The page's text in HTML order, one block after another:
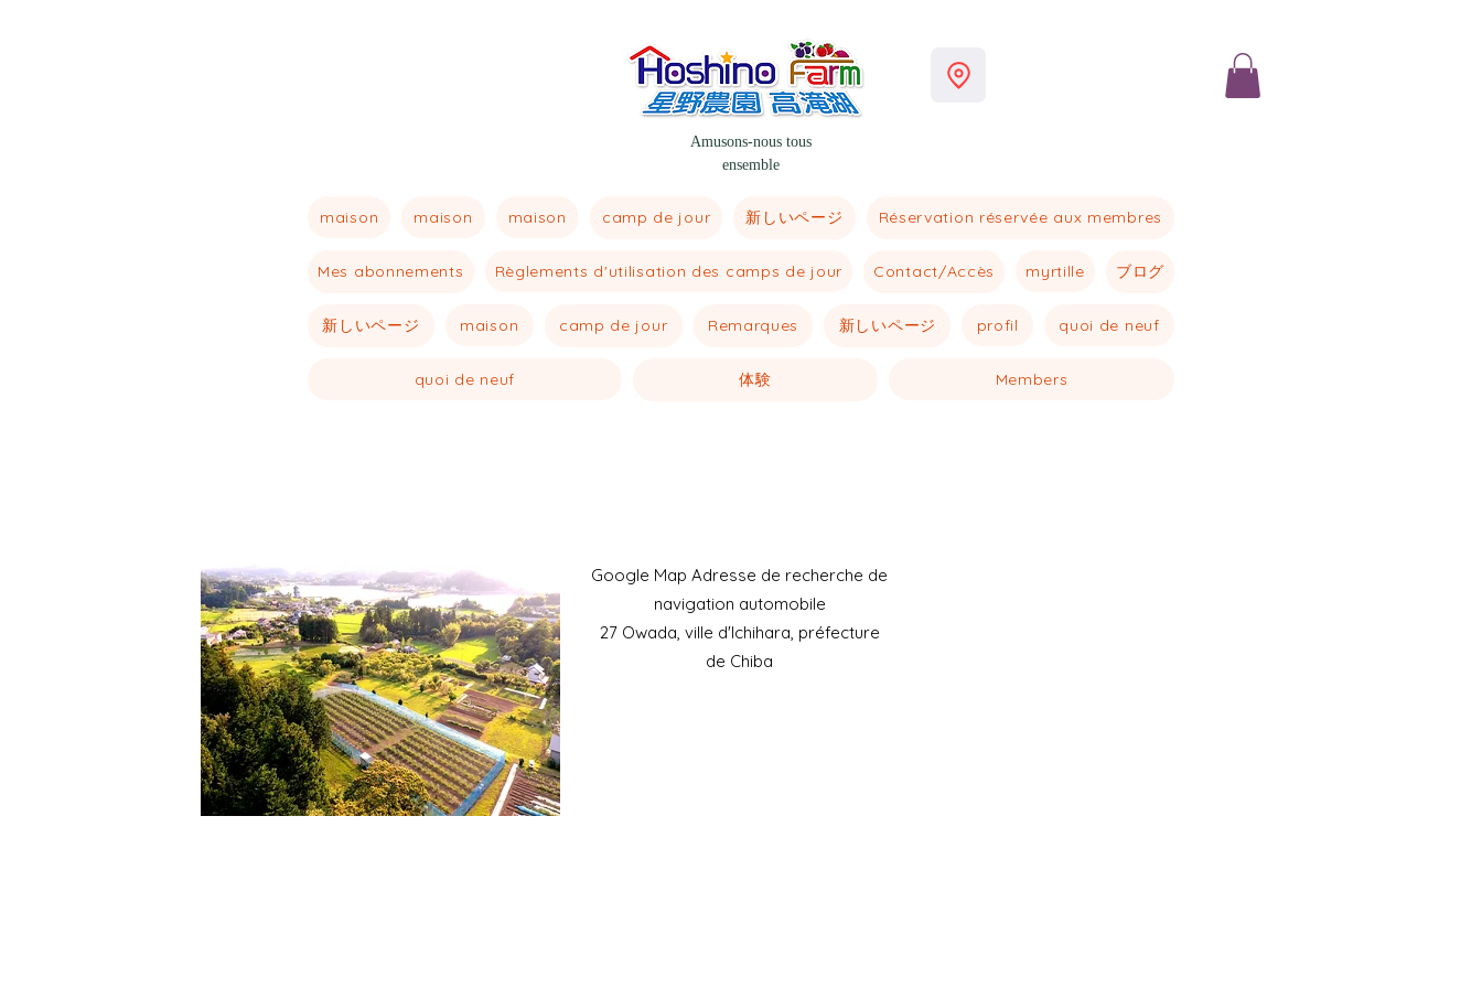
Amusons-nous tous
ensemble
maison maison maison camp de jour 新しいページ Réservation réservée aux membres
Mes abonnements Règlements d'utilisation des camps de jour Contact/Accès myrtille ブログ
新しいページ maison camp de jour Remarques 新しいページ profil quoi de neuf
quoi de neuf 体験 Members
​Google Map Adresse de recherche de
navigation automobile
27 Owada, ville d'Ichihara, préfecture
de Chiba